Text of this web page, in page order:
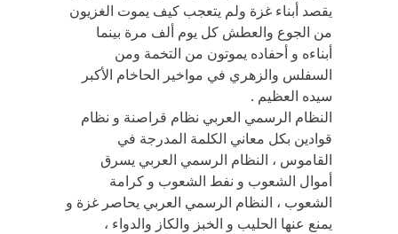
يقصد أبناء غزة ولم يتعجب كيف يموت الغزيون
من الجوع والعطش كل يوم ألف مرة بينما
أبناءه و أحفاده يموتون من التخمة ومن
السفلس والزهري في مواخير الحاخام الأكبر
سيده العظيم .
النظام الرسمي العربي نظام قراصنة و نظام
قوادين بكل معاني الكلمة المدرجة في
القاموس ، النظام الرسمي العربي يسرق
أموال الشعوب و نفط الشعوب و كرامة
الشعوب ، النظام الرسمي العربي يحاصر غزة و
يمنع عنها الحليب و الخبز والكاز والدواء ،